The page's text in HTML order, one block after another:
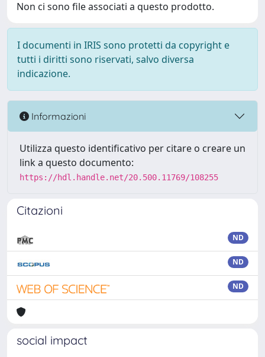
Non ci sono file associati a questo prodotto.
I documenti in IRIS sono protetti da copyright e
tutti i diritti sono riservati, salvo diversa
indicazione.
Informazioni
Utilizza questo identificativo per citare o creare un
link a questo documento:
https://hdl.handle.net/20.500.11769/108255
Citazioni
ND
ND
ND
social impact